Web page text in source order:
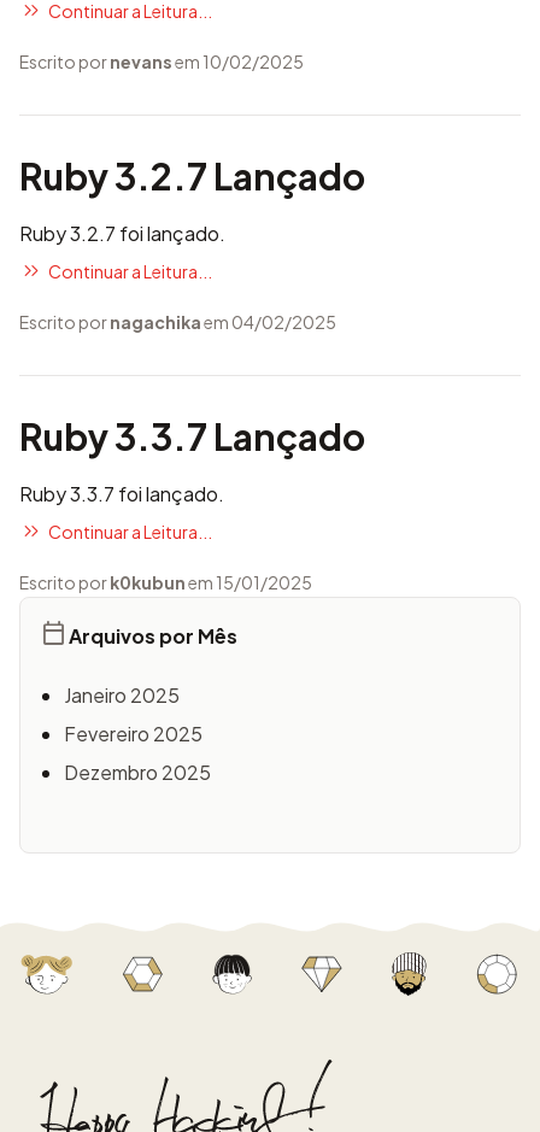
Continuar a Leitura...
Escrito pornevansem 10/02/2025
Ruby 3.2.7 Lançado
Ruby 3.2.7 foi lançado.
Continuar a Leitura...
Escrito pornagachikaem 04/02/2025
Ruby 3.3.7 Lançado
Ruby 3.3.7 foi lançado.
Continuar a Leitura...
Escrito pork0kubunem 15/01/2025
Arquivos por Mês
Janeiro 2025
Fevereiro 2025
Dezembro 2025